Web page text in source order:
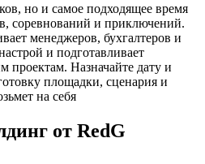
но и самое подходящее время
соревнований и приключений.
менеджеров, бухгалтеров и
и подготавливает
проектам. Назначайте дату и
площадки, сценария и
на себя
от RedG